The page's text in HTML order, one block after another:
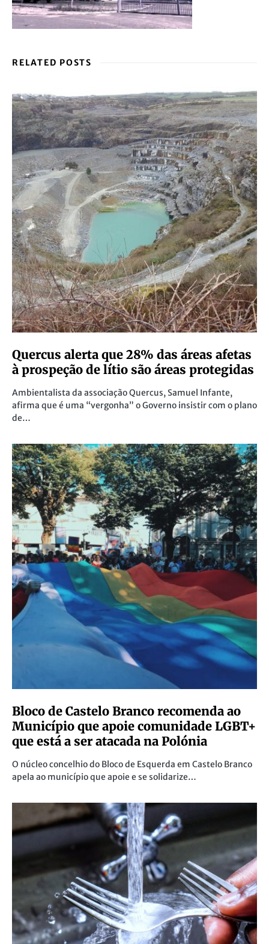
RELATED POSTS
Quercus alerta que 28% das áreas afetas
à prospeção de lítio são áreas protegidas
Ambientalista da associação Quercus, Samuel Infante,
afirma que é uma “vergonha” o Governo insistir com o plano
de…
Bloco de Castelo Branco recomenda ao
Município que apoie comunidade LGBT+
que está a ser atacada na Polónia
O núcleo concelhio do Bloco de Esquerda em Castelo Branco
apela ao município que apoie e se solidarize…